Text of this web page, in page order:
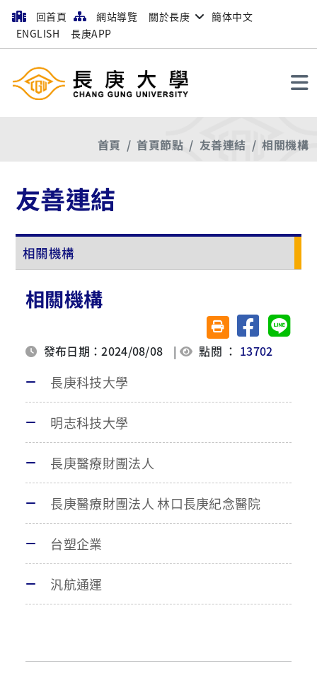
回首頁 網站導覽 關於長庚
簡体中文
ENGLISH
長庚APP
首頁 首頁節點 友善連結 相關機構
友善連結
相關機構
相關機構
友善列印(另開視窗)
分享至臉書分享
發布日期：2024/08/08 | 點閱 ： 13702
長庚科技大學
明志科技大學
長庚醫療財團法人
長庚醫療財團法人 林口長庚紀念醫院
台塑企業
汎航通運